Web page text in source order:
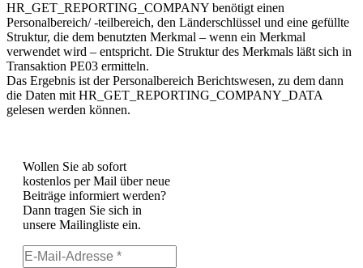
HR_GET_REPORTING_COMPANY benötigt einen
Personalbereich/ -teilbereich, den Länderschlüssel und eine gefüllte
Struktur, die dem benutzten Merkmal – wenn ein Merkmal
verwendet wird – entspricht. Die Struktur des Merkmals läßt sich in
Transaktion PE03 ermitteln.
Das Ergebnis ist der Personalbereich Berichtswesen, zu dem dann
die Daten mit HR_GET_REPORTING_COMPANY_DATA
gelesen werden können.
Wollen Sie ab sofort
kostenlos per Mail über neue
Beiträge informiert werden?
Dann tragen Sie sich in
unsere Mailingliste ein.